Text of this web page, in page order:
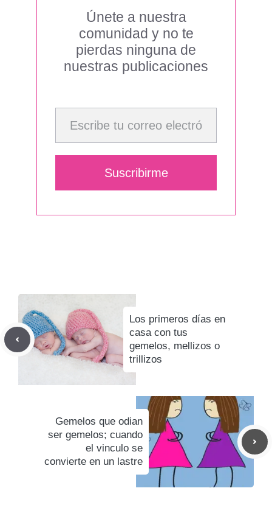
Únete a nuestra
comunidad y no te
pierdas ninguna de
nuestras publicaciones
Escribe tu correo electrónico…
Suscribirme
Los primeros días en
casa con tus
gemelos, mellizos o
trillizos
Gemelos que odian
ser gemelos; cuando
el vinculo se
convierte en un lastre